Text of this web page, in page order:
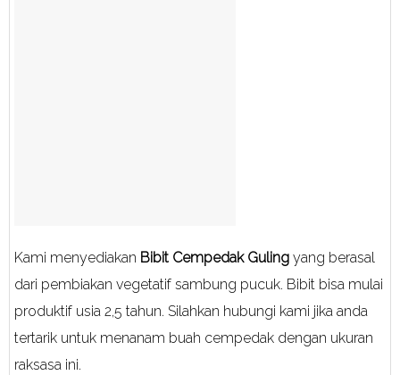
Kami menyediakan Bibit Cempedak Guling yang berasal
dari pembiakan vegetatif sambung pucuk. Bibit bisa mulai
produktif usia 2,5 tahun. Silahkan hubungi kami jika anda
tertarik untuk menanam buah cempedak dengan ukuran
raksasa ini.